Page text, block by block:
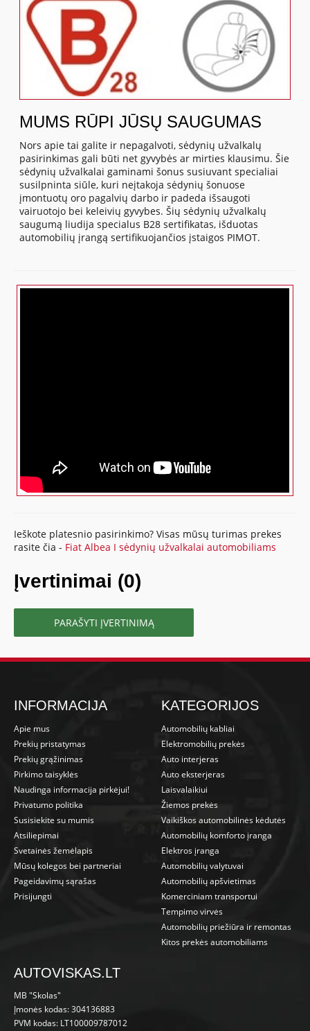
MUMS RŪPI JŪSŲ SAUGUMAS
Nors apie tai galite ir nepagalvoti, sėdynių užvalkalų
pasirinkimas gali būti net gyvybės ar mirties klausimu. Šie
sėdynių užvalkalai gaminami šonus susiuvant specialiai
susilpninta siūle, kuri neįtakoja sėdynių šonuose
įmontuotų oro pagalvių darbo ir padeda išsaugoti
vairuotojo bei keleivių gyvybes. Šių sėdynių užvalkalų
saugumą liudija specialus B28 sertifikatas, išduotas
automobilių įrangą sertifikuojančios įstaigos PIMOT.
Ieškote platesnio pasirinkimo? Visas mūsų turimas prekes
rasite čia - Fiat Albea I sėdynių užvalkalai automobiliams
Įvertinimai (0)
PARAŠYTI ĮVERTINIMĄ
INFORMACIJA
Apie mus
Prekių pristatymas
Prekių grąžinimas
Pirkimo taisyklės
Naudinga informacija pirkėjui!
Privatumo politika
Susisiekite su mumis
Atsiliepimai
Svetainės žemėlapis
Mūsų kolegos bei partneriai
Pageidavimų sąrašas
Prisijungti
KATEGORIJOS
Automobilių kabliai
Elektromobilių prekės
Auto interjeras
Auto eksterjeras
Laisvalaikiui
Žiemos prekės
Vaikiškos automobilinės kėdutės
Automobilių komforto įranga
Elektros įranga
Automobilių valytuvai
Automobilių apšvietimas
Komerciniam transportui
Tempimo virvės
Automobilių priežiūra ir remontas
Kitos prekės automobiliams
AUTOVISKAS.LT
MB "Skolas"
Įmonės kodas: 304136883
PVM kodas: LT100009787012